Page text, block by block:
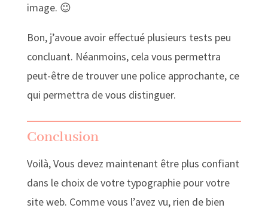
image. 😉
Bon, j’avoue avoir effectué plusieurs tests peu
concluant. Néanmoins, cela vous permettra
peut-être de trouver une police approchante, ce
qui permettra de vous distinguer.
Conclusion
Voilà, Vous devez maintenant être plus confiant
dans le choix de votre typographie pour votre
site web. Comme vous l’avez vu, rien de bien